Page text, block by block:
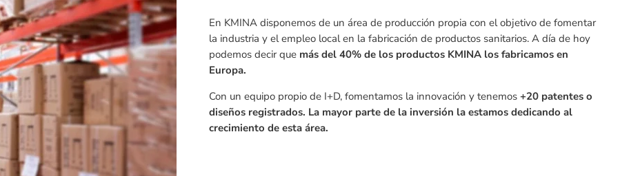
En KMINA disponemos de un área de producción propia con el objetivo de fomentar
la industria y el empleo local en la fabricación de productos sanitarios. A día de hoy
podemos decir que más del 40% de los productos KMINA los fabricamos en
Europa.
Con un equipo propio de I+D, fomentamos la innovación y tenemos +20 patentes o
diseños registrados. La mayor parte de la inversión la estamos dedicando al
crecimiento de esta área.